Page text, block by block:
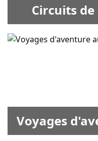
Circuits
Voyages